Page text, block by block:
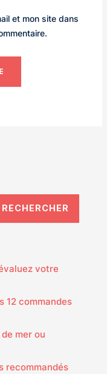
et mon site dans
RECHERCHER
votre
12 commandes
mer ou
recommandés